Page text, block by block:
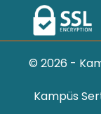
© 2026 -
Kampüs